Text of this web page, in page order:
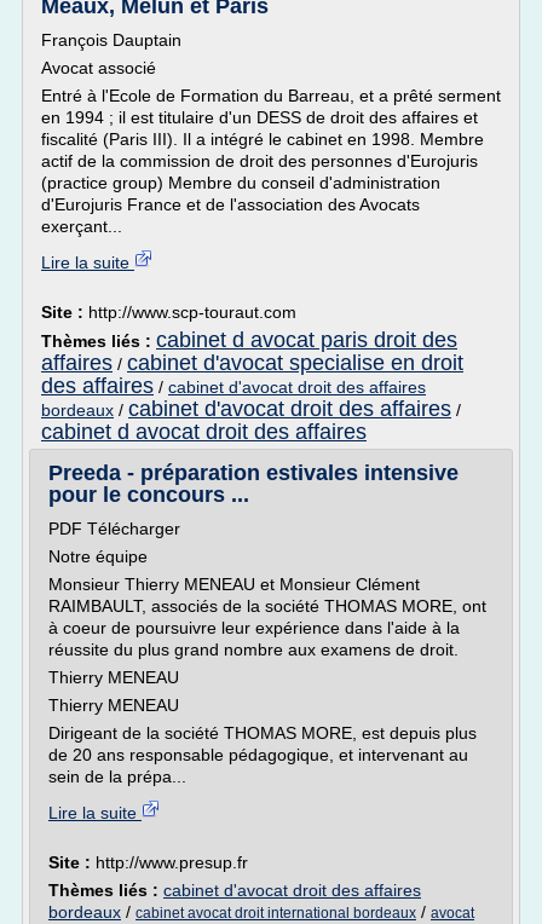
Meaux, Melun et Paris
François Dauptain
Avocat associé
Entré à l'Ecole de Formation du Barreau, et a prêté serment
en 1994 ; il est titulaire d'un DESS de droit des affaires et
fiscalité (Paris III). Il a intégré le cabinet en 1998. Membre
actif de la commission de droit des personnes d'Eurojuris
(practice group) Membre du conseil d'administration
d'Eurojuris France et de l'association des Avocats
exerçant...
Lire la suite
Site : http://www.scp-touraut.com
Thèmes liés : cabinet d avocat paris droit des
affaires / cabinet d'avocat specialise en droit
des affaires / cabinet d'avocat droit des affaires
bordeaux / cabinet d'avocat droit des affaires /
cabinet d avocat droit des affaires
Preeda - préparation estivales intensive
pour le concours ...
PDF Télécharger
Notre équipe
Monsieur Thierry MENEAU et Monsieur Clément
RAIMBAULT, associés de la société THOMAS MORE, ont
à coeur de poursuivre leur expérience dans l'aide à la
réussite du plus grand nombre aux examens de droit.
Thierry MENEAU
Thierry MENEAU
Dirigeant de la société THOMAS MORE, est depuis plus
de 20 ans responsable pédagogique, et intervenant au
sein de la prépa...
Lire la suite
Site : http://www.presup.fr
Thèmes liés : cabinet d'avocat droit des affaires
bordeaux / cabinet avocat droit international bordeaux / avocat